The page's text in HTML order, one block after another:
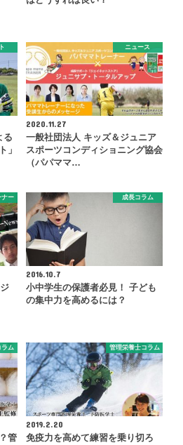
る
」
ニュース
2020.11.27
一般社団法人 キッズ＆ジュニア
スポーツコンディショニング協会
（パパママ…
ナー 成長コラム
2016.10.7
小中学生の保護者必見！ 子ども
の集中力を高めるには？
ラム
管
管理栄養士コラム
2019.2.20
免疫力を高めて練習を乗り切ろ